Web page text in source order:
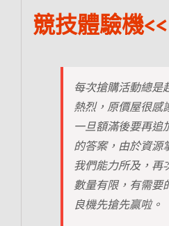
競技體驗機<<
每次搶購活動總是
熱烈，原價屋很感
一旦額滿後要再追
的答案，由於資源
我們能力所及，再
數量有限，有需要
良機先搶先贏啦。